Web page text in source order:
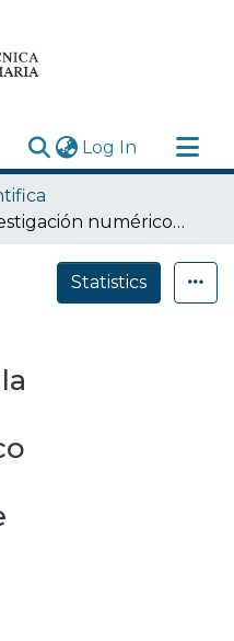
Log In (current)
Investigación numérico-experimental de la combustión de metano-amoniaco en un reactor de medio poroso de flujo recíproco
Statistics